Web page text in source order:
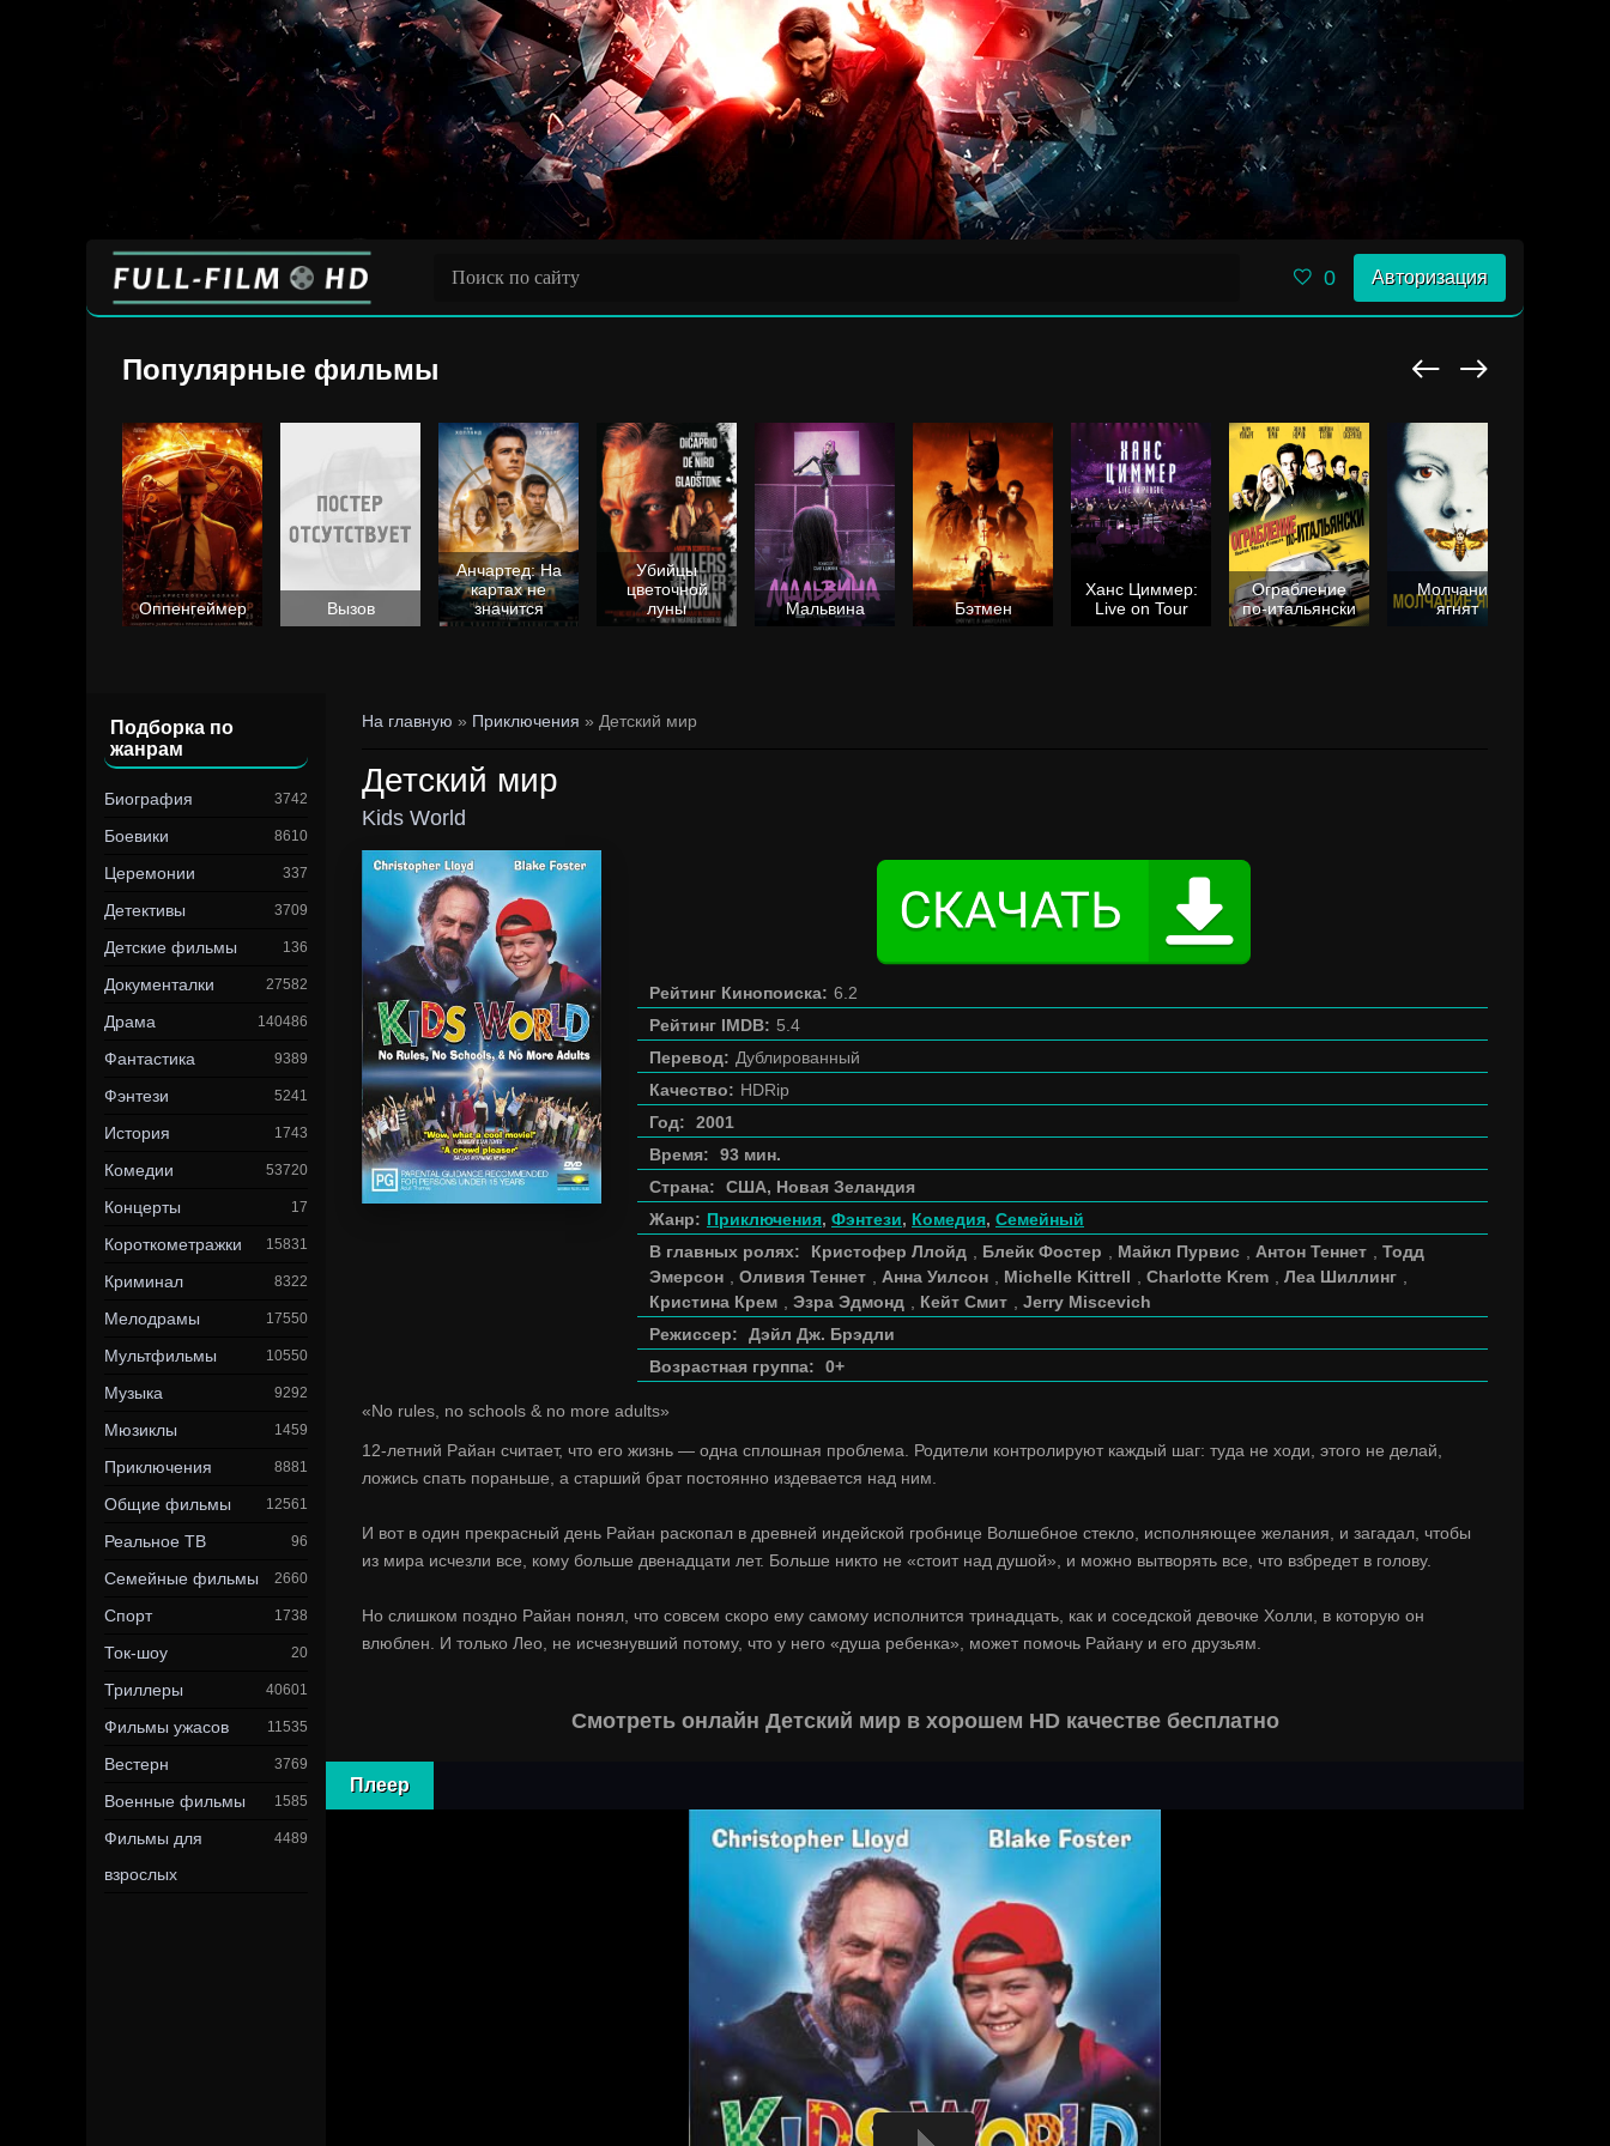
0 Авторизация
Популярные фильмы
Оппенгеймер Вызов
Анчартед: На
картах не
значится
Убийцы
цветочной
луны
Мальвина Бэтмен
Ханс Циммер:
Live on Tour
Ограбление
по-итальянски
Молчание
ягнят
Подборка по
жанрам
Биография 3742
Боевики 8610
Церемонии 337
Детективы 3709
Детские фильмы 136
Документалки 27582
Драма 140486
Фантастика 9389
Фэнтези 5241
История 1743
Комедии 53720
Концерты 17
Короткометражки 15831
Криминал 8322
Мелодрамы 17550
Мультфильмы 10550
Музыка 9292
Мюзиклы 1459
Приключения 8881
Общие фильмы 12561
Реальное ТВ 96
Семейные фильмы 2660
Спорт 1738
Ток-шоу 20
Триллеры 40601
Фильмы ужасов 11535
Вестерн 3769
Военные фильмы 1585
Фильмы для
взрослых
4489
На главную » Приключения » Детский мир
Детский мир
Kids World
Рейтинг Кинопоиска: 6.2
Рейтинг IMDB: 5.4
Перевод: Дублированный
Качество: HDRip
Год:
2001
Время:
93 мин.
Страна:
США, Новая Зеландия
Жанр: Приключения, Фэнтези, Комедия, Семейный
В главных ролях:
Кристофер Ллойд Блейк Фостер Майкл Пурвис Антон Теннет
Тодд
Эмерсон
Оливия Теннет Анна Уилсон Michelle Kittrell Charlotte Krem Леа Шиллинг
Кристина Крем
Эзра Эдмонд Кейт Смит
Jerry Miscevich
Режиссер:
Дэйл Дж. Брэдли
Возрастная группа:
0+
«No rules, no schools & no more adults»
12-летний Райан считает, что его жизнь — одна сплошная проблема. Родители контролируют каждый шаг: туда не ходи, этого не делай,
ложись спать пораньше, а старший брат постоянно издевается над ним.
И вот в один прекрасный день Райан раскопал в древней индейской гробнице Волшебное стекло, исполняющее желания, и загадал, чтобы
из мира исчезли все, кому больше двенадцати лет. Больше никто не «стоит над душой», и можно вытворять все, что взбредет в голову.
Но слишком поздно Райан понял, что совсем скоро ему самому исполнится тринадцать, как и соседской девочке Холли, в которую он
влюблен. И только Лео, не исчезнувший потому, что у него «душа ребенка», может помочь Райану и его друзьям.
Смотреть онлайн Детский мир в хорошем HD качестве бесплатно
Плеер